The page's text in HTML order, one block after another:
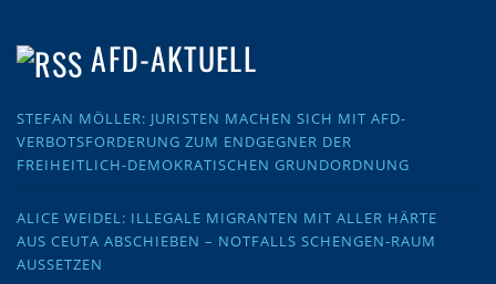
AFD-AKTUELL
STEFAN MÖLLER: JURISTEN MACHEN SICH MIT AFD-
VERBOTSFORDERUNG ZUM ENDGEGNER DER
FREIHEITLICH-DEMOKRATISCHEN GRUNDORDNUNG
ALICE WEIDEL: ILLEGALE MIGRANTEN MIT ALLER HÄRTE
AUS CEUTA ABSCHIEBEN – NOTFALLS SCHENGEN-RAUM
AUSSETZEN